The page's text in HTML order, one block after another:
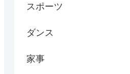
スポーツ
ダンス
家事